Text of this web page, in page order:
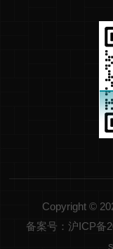
Copyright ©
备案号：沪ICP备